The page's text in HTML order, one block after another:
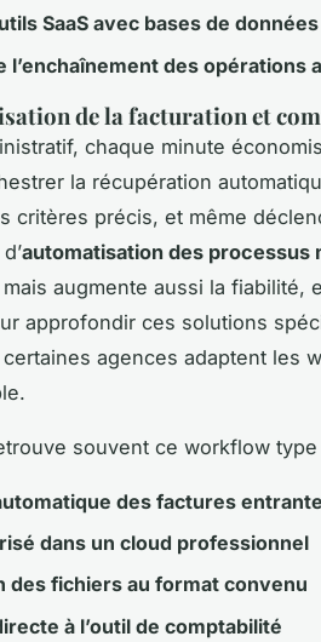
SaaS avec bases de
l’enchaînement des opérations
de la facturation et
chaque minute
la récupération
critères précis, et même
automatisation des processus
augmente aussi la fiabilité,
approfondir ces solutions
certaines agences adaptent les
souvent ce workflow type
des factures
dans un cloud professionnel
des fichiers au format convenu
à l’outil de comptabilité